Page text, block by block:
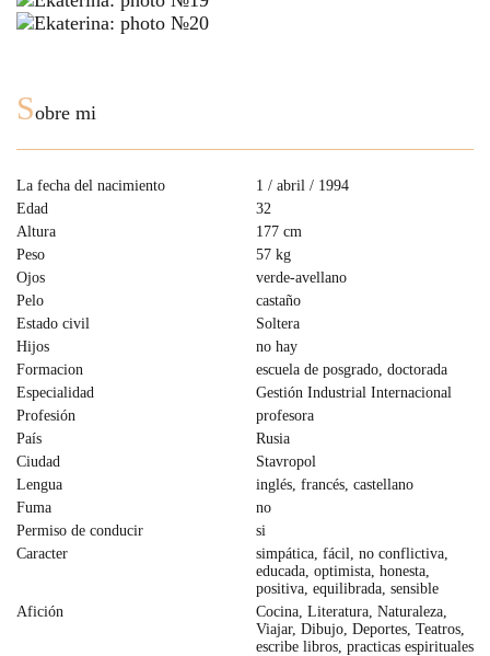
Sobre mi
La fecha del nacimiento
1 / abril / 1994
Edad
32
Altura
177 cm
Peso
57 kg
Ojos
verde-avellano
Pelo
castaño
Estado civil
Soltera
Hijos
no hay
Formacion
escuela de posgrado, doctorada
Especialidad
Gestión Industrial Internacional
Profesión
profesora
País
Rusia
Ciudad
Stavropol
Lengua
inglés, francés, castellano
Fuma
no
Permiso de conducir
si
Caracter
simpática, fácil, no conflictiva,
educada, optimista, honesta,
positiva, equilibrada, sensible
Afición
Cocina, Literatura, Naturaleza,
Viajar, Dibujo, Deportes, Teatros,
escribe libros, practicas espirituales